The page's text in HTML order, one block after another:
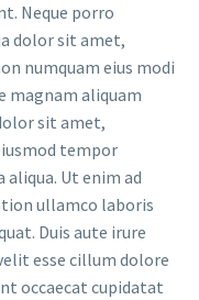
Neque porro
dolor sit amet,
numquam eius modi
magnam aliquam
sit amet,
tempor
Ut enim ad
ullamco laboris
Duis aute irure
esse cillum dolore
occaecat cupidatat